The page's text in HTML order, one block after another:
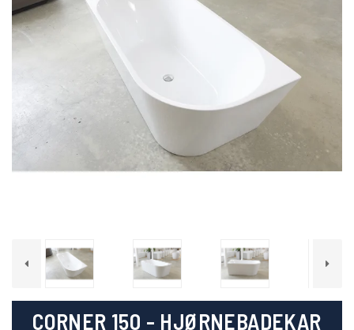
CORNER 150 - HJØRNEBADEKAR